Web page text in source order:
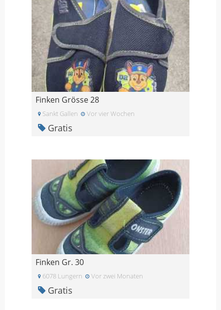
Finken Grösse 28
Sankt Gallen Vor vier Wochen
Gratis
Finken Gr. 30
6078 Lungern Vor zwei Monaten
Gratis